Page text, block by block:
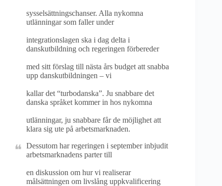
sysselsättningschanser. Alla nykomna
utlänningar som faller under
integrationslagen ska i dag delta i
danskutbildning och regeringen förbereder
med sitt förslag till nästa års budget att snabba
upp danskutbildningen – vi
kallar det “turbodanska”. Ju snabbare det
danska språket kommer in hos nykomna
utlänningar, ju snabbare får de möjlighet att
klara sig ute på arbetsmarknaden.
Dessutom har regeringen i september inbjudit
arbetsmarknadens parter till
en diskussion om hur vi realiserar
målsättningen om livslång uppkvalificering